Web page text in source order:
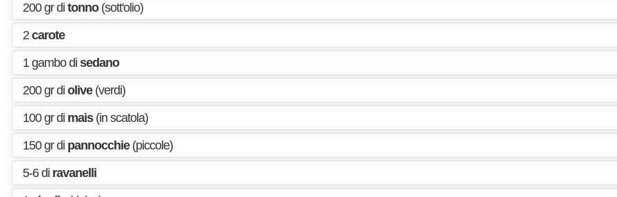
200 gr di tonno(sott'olio)
2 carote
1 gambo di sedano
200 gr di olive(verdi)
100 gr di mais(in scatola)
150 gr di pannocchie(piccole)
5-6 di ravanelli